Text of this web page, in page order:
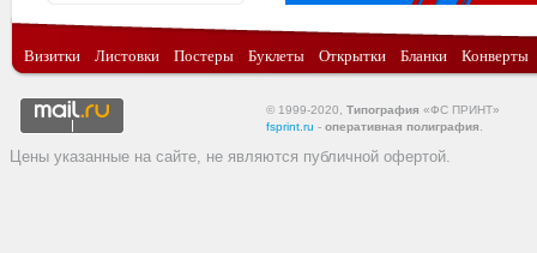
Визитки Листовки Постеры Буклеты Открытки Бланки Конверты
© 1999-2020, Типография «ФС ПРИНТ»
fsprint.ru - оперативная полиграфия
Цены указанные на сайте, не являются публичной офертой.